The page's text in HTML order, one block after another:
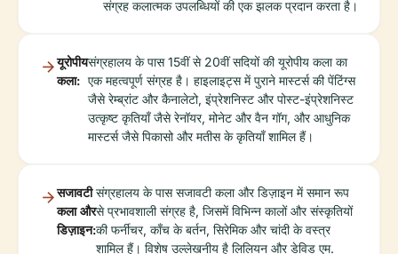
संग्रह कलात्मक उपलब्धियों की एक झलक प्रदान करता है।
यूरोपीय
कला:
संग्रहालय के पास 15वीं से 20वीं सदियों की यूरोपीय कला का
एक महत्वपूर्ण संग्रह है। हाइलाइट्स में पुराने मास्टर्स की पेंटिंग्स
जैसे रेम्ब्रांट और कैनालेटो, इंप्रेशनिस्ट और पोस्ट-इंप्रेशनिस्ट
उत्कृष्ट कृतियाँ जैसे रेनॉयर, मोनेट और वैन गॉग, और आधुनिक
मास्टर्स जैसे पिकासो और मतीस के कृतियाँ शामिल हैं।
सजावटी
कला और
डिज़ाइन:
संग्रहालय के पास सजावटी कला और डिज़ाइन में समान रूप
से प्रभावशाली संग्रह है, जिसमें विभिन्न कालों और संस्कृतियों
की फर्नीचर, काँच के बर्तन, सिरेमिक और चांदी के वस्त्र
शामिल हैं। विशेष उल्लेखनीय है लिलियन और डेविड एम.